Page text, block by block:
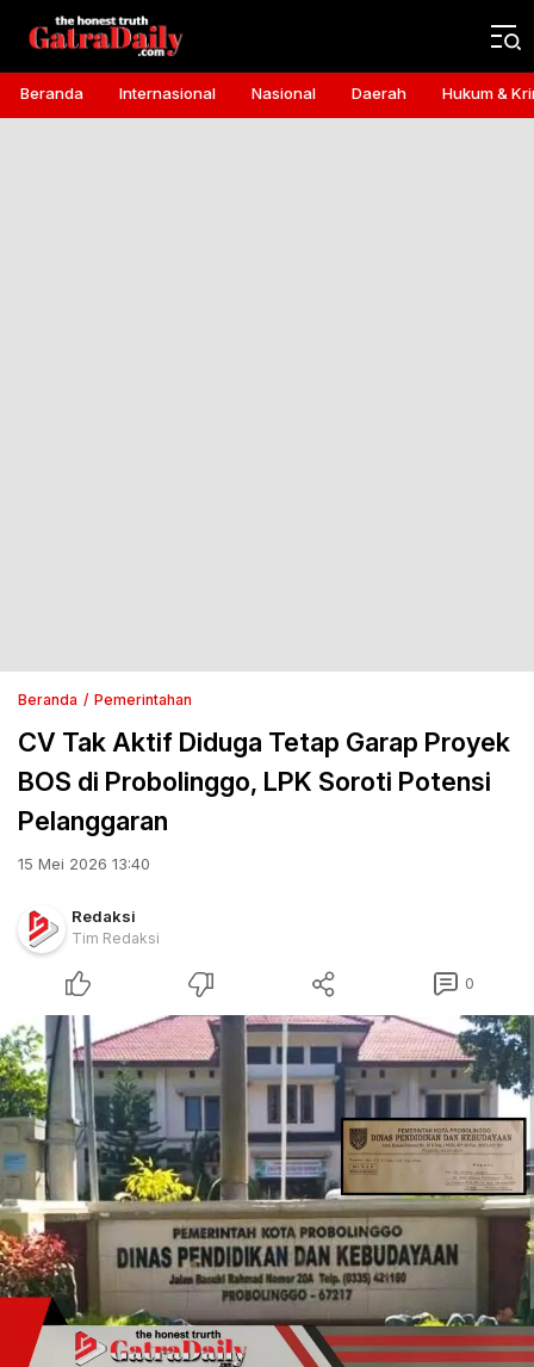
Gatra Daily
the honest truth
Beranda Internasional Nasional Daerah Hukum &
Beranda Pemerintahan
CV Tak Aktif Diduga Tetap Garap Proyek
BOS di Probolinggo, LPK Soroti Potensi
Pelanggaran
15 Mei 2026 13:40
Redaksi
Tim Redaksi
0